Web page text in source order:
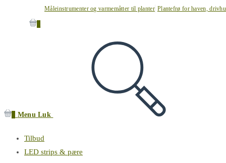
Måleinstrumenter og varmemåtter til planter Plantefrø for haven,
Menu Luk
Tilbud
LED strips & pære